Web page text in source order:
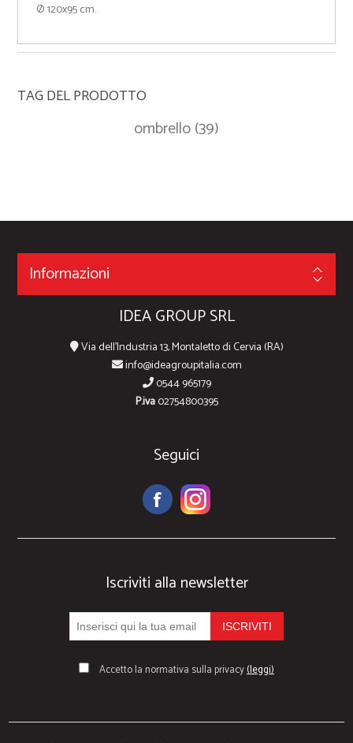
Ø 120x95 cm.
TAG DEL PRODOTTO
ombrello(39)
Informazioni
IDEA GROUP SRL
Via dell'Industria 13, Montaletto di Cervia (RA)
info@ideagroupitalia.com
0544 965179
P.iva02754800395
Seguici
Iscriviti alla newsletter
Accetto la normativa sulla privacy(leggi)